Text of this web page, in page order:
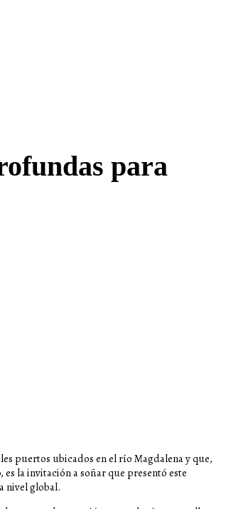
para
puertos ubicados en el río Magdalena y que,
la invitación a soñar que presentó este
nivel global.